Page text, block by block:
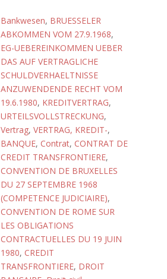
Bankwesen, BRUESSELER
ABKOMMEN VOM 27.9.1968,
EG-UEBEREINKOMMEN UEBER
DAS AUF VERTRAGLICHE
SCHULDVERHAELTNISSE
ANZUWENDENDE RECHT VOM
19.6.1980, KREDITVERTRAG,
URTEILSVOLLSTRECKUNG,
Vertrag, VERTRAG, KREDIT-,
BANQUE, Contrat, CONTRAT DE
CREDIT TRANSFRONTIERE,
CONVENTION DE BRUXELLES
DU 27 SEPTEMBRE 1968
(COMPETENCE JUDICIAIRE),
CONVENTION DE ROME SUR
LES OBLIGATIONS
CONTRACTUELLES DU 19 JUIN
1980, CREDIT
TRANSFRONTIERE, DROIT